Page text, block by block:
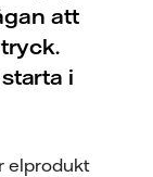
att
i
elprodukt